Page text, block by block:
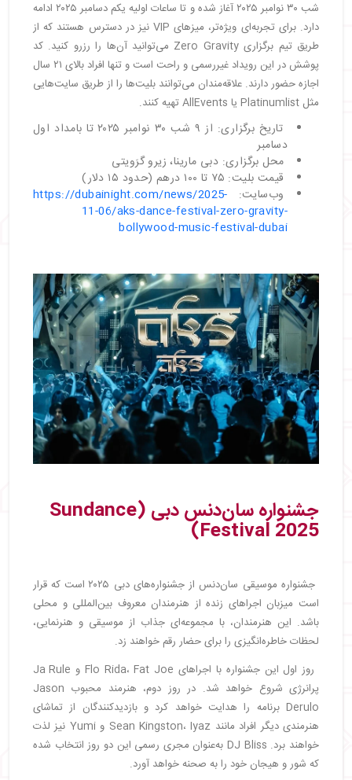
شب ۳۰ نوامبر ۲۰۲۵ آغاز شده و تا ساعات اولیه یکم دسامبر ۲۰۲۵ ادامه
دارد. برای تجربه‌ای ویژه‌تر، میزهای VIP نیز در دسترس هستند که از
طریق تیم برگزاری Zero Gravity می‌توانید آن‌ها را رزرو کنید. کد
پوشش در این رویداد غیررسمی و راحت است و تنها افراد بالای ۲۱ سال
اجازه حضور دارند. علاقه‌مندان می‌توانند بلیت‌ها را از طریق سایت‌هایی
مثل Platinumlist یا AllEvents تهیه کنند.
تاریخ برگزاری: از ۹ شب ۳۰ نوامبر ۲۰۲۵ تا بامداد اول
دسامبر
محل برگزاری: دبی مارینا، زیرو گرَویتی
قیمت بلیت: ۷۵ تا ۱۰۰ درهم (حدود ۱۵ دلار)
وب‌سایت: https://dubainight.com/news/2025-
11-06/aks-dance-festival-zero-gravity-
bollywood-music-festival-dubai
جشنواره سان‌دنس دبی (Sundance
Festival 2025)
جشنواره موسیقی سان‌دنس از جشنواره‌های دبی ۲۰۲۵ است که قرار
است میزبان اجراهای زنده از هنرمندان معروف بین‌المللی و محلی
باشد. این هنرمندان، با مجموعه‌ای جذاب از موسیقی و هنرنمایی،
لحظات خاطره‌انگیزی را برای حضار رقم خواهند زد.
روز اول این جشنواره با اجراهای Flo Rida، Fat Joe و Ja Rule
پرانرژی شروع خواهد شد. در روز دوم، هنرمند محبوب Jason
Derulo برنامه را هدایت خواهد کرد و بازدیدکنندگان از تماشای
هنرمندی دیگر افراد مانند Sean Kingston، Iyaz و Yumi نیز لذت
خواهند برد. DJ Bliss به‌عنوان مجری رسمی این دو روز انتخاب شده
که شور و هیجان خود را به صحنه خواهد آورد.